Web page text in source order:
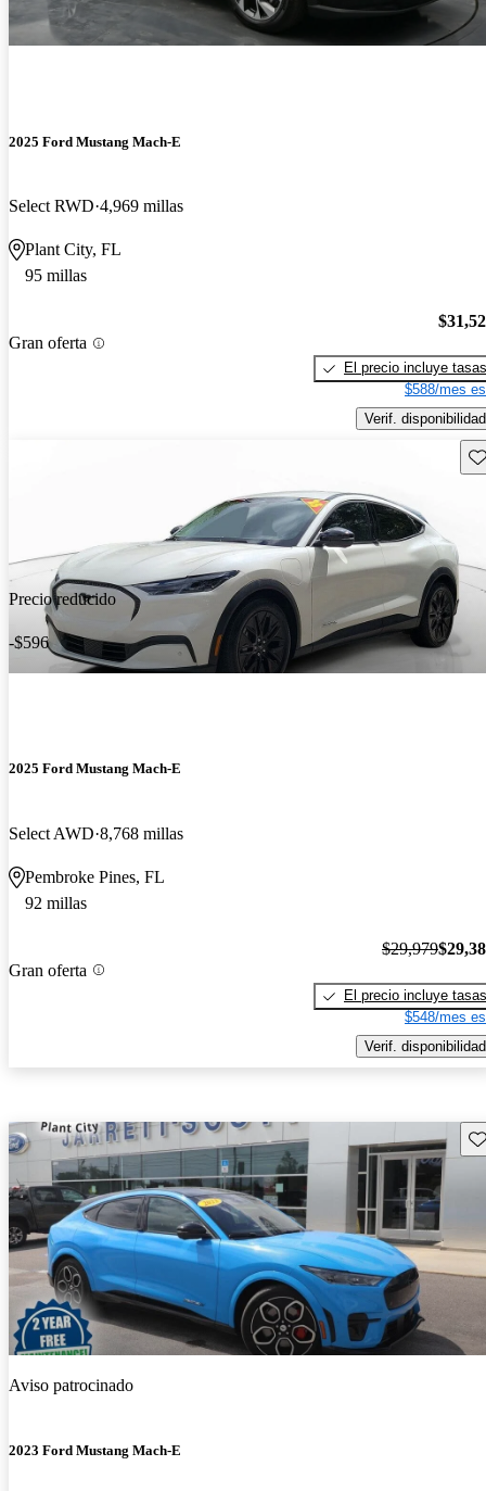
2025 Ford Mustang Mach-E
Select RWD 4,969 millas
Plant City, FL
95 millas
Gran oferta
El precio incluye tasas
$588/mes
Verif. disponibilidad
Precio reducido
-$596
2025 Ford Mustang Mach-E
Select AWD 8,768 millas
Pembroke Pines, FL
92 millas
Gran oferta
$29,979
El precio incluye tasas
$548/mes
Verif. disponibilidad
Aviso patrocinado
2023 Ford Mustang Mach-E